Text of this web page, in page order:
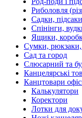
Риболовля
Садки,
Спінінги,
Ящики,
Сумки, рюкзаки,
Сад та город
Слюсарний та
Канцелярські
Канцтовари
Калькулятори
Коректори
Лотки для